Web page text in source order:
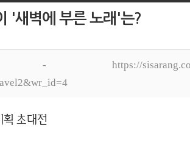
'새벽에 부른 노래'는?
https://sisarang.com:443/
초대전